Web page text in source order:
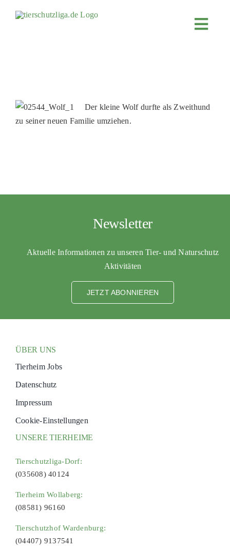
Der kleine Wolf durfte als Zweithund
zu seiner neuen Familie umziehen.
Newsletter
Aktuelle Informationen zu unseren Tier- und Naturschutz
Aktivitäten
JETZT ABONNIEREN
ÜBER UNS
Tierheim Jobs
Datenschutz
Impressum
Cookie-Einstellungen
UNSERE TIERHEIME
Tierschutzliga-Dorf:
(035608) 40124
Tierheim Wollaberg:
(08581) 96160
Tierschutzhof Wardenburg:
(04407) 9137541